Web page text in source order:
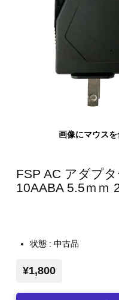
画像にマウス
FSP AC アダプ
10AABA 5.5ｍｍ
状態 : 中古品
¥1,800